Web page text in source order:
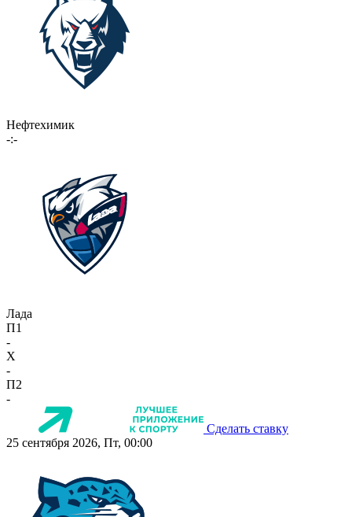
Нефтехимик
-:-
Лада
П1
-
X
-
П2
-
Сделать ставку
25 сентября 2026, Пт, 00:00